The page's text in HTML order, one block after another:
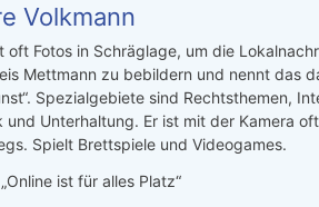
Volkmann
oft Fotos in Schräglage, um die
Mettmann zu bebildern und nennt das
Spezialgebiete sind Rechtsthemen,
und Unterhaltung. Er ist mit der Kamera
Spielt Brettspiele und Videogames.
ist für alles Platz“